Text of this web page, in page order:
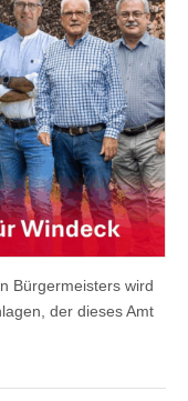
Bürgermeisters wird
der dieses Amt